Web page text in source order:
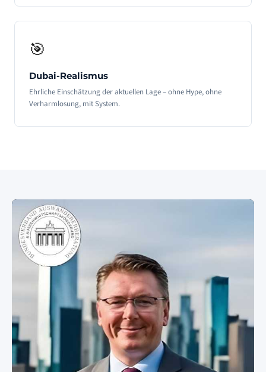
🎯
Dubai-Realismus
Ehrliche Einschätzung der aktuellen Lage – ohne Hype, ohne
Verharmlosung, mit System.